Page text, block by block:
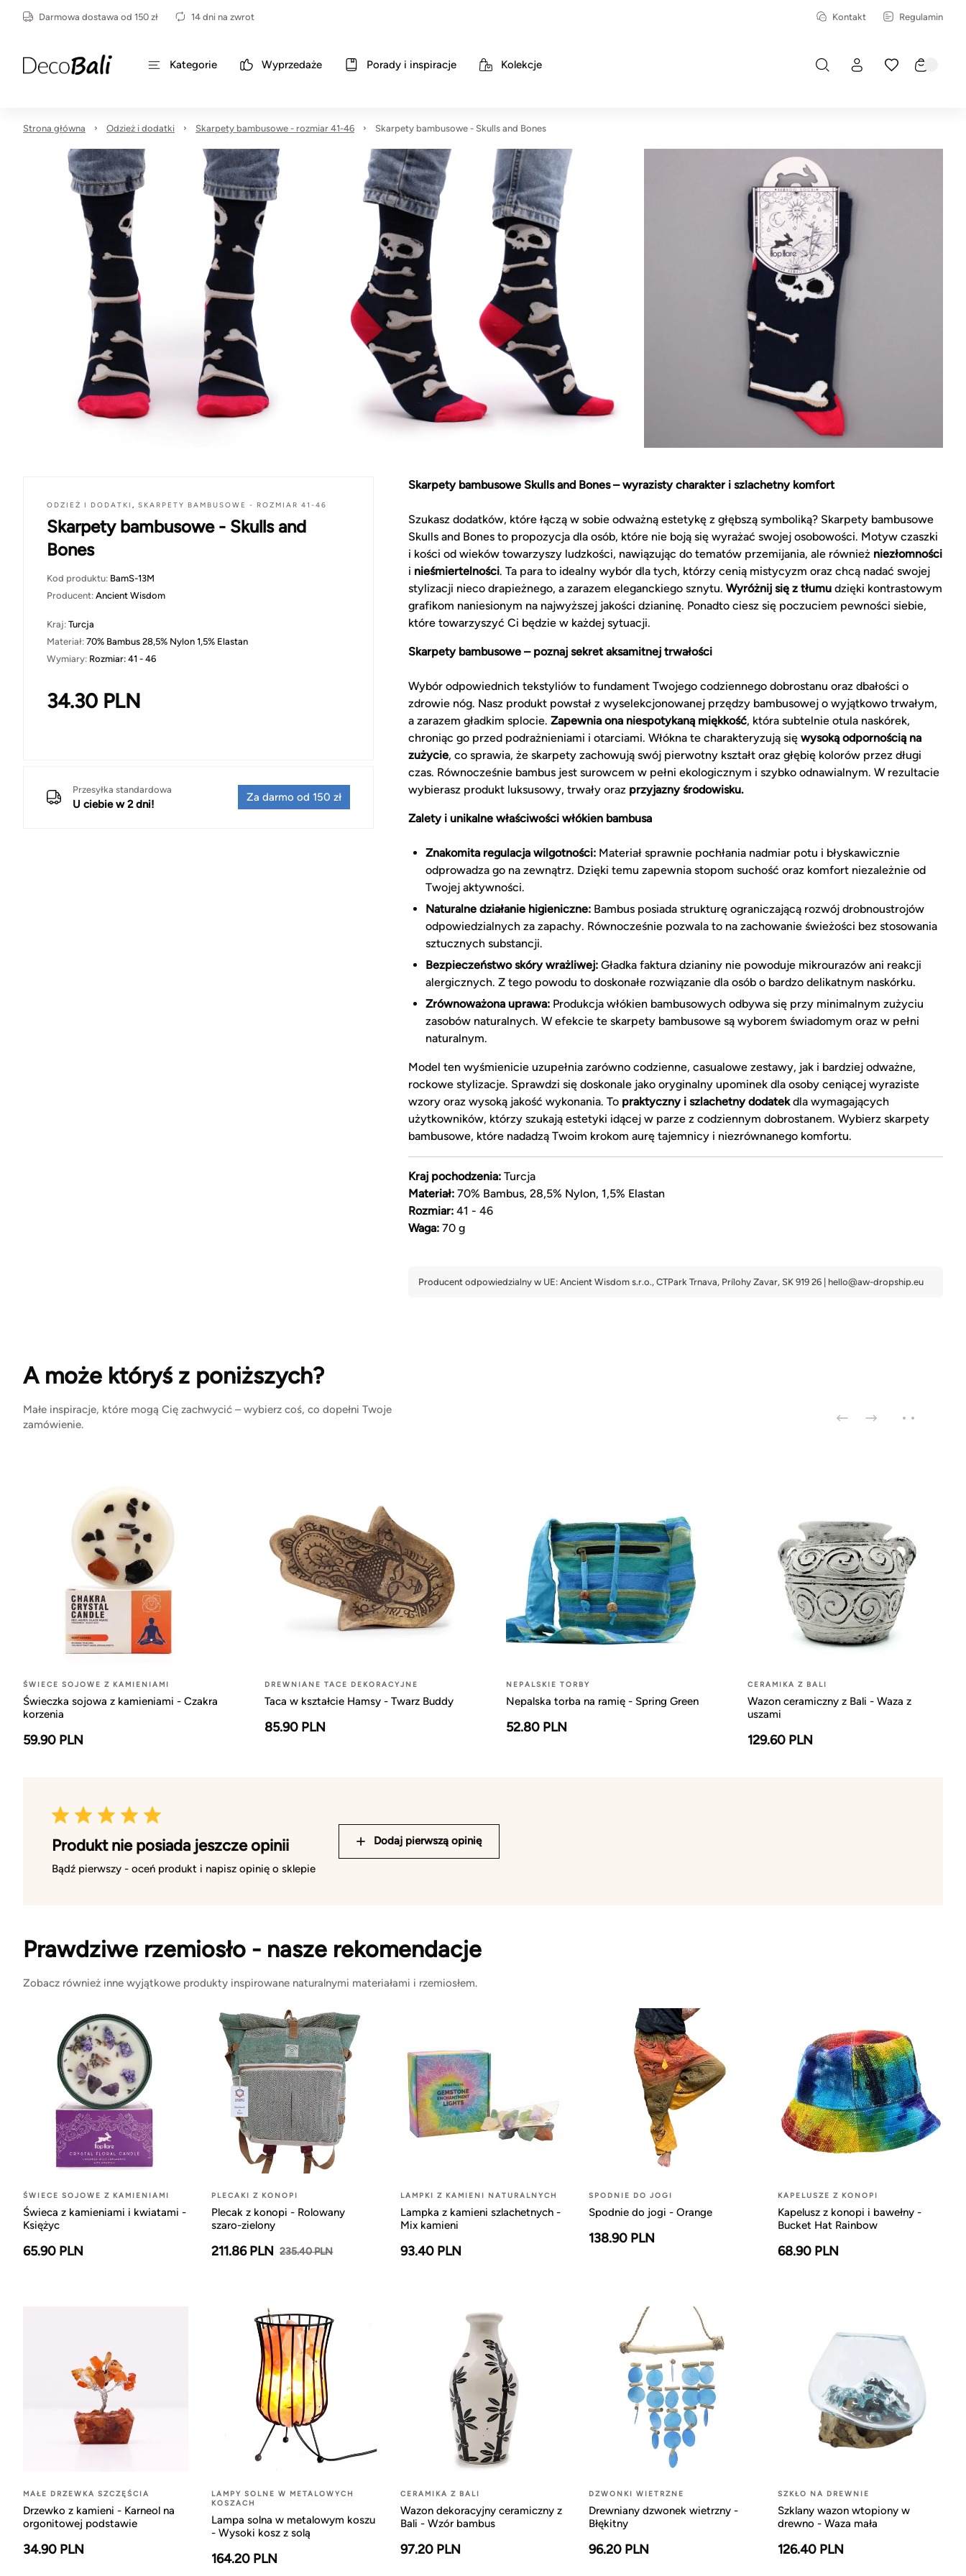
Darmowa dostawa od 150 zł 14 dni na zwrot Kontakt Regulamin
Kategorie Wyprzedaże Porady i inspiracje Kolekcje
Strona główna Odzież i dodatki Skarpety bambusowe - rozmiar 41-46 Skarpety bambusowe - Skulls and Bones
ODZIEŻ I DODATKI , SKARPETY BAMBUSOWE - ROZMIAR 41-46
Skarpety bambusowe - Skulls and
Bones
Kod produktu: BamS-13M
Producent: Ancient Wisdom
Kraj: Turcja
Materiał: 70% Bambus 28,5% Nylon 1,5% Elastan
Wymiary: Rozmiar: 41 - 46
34.30 PLN
Przesyłka standardowa
U ciebie w 2 dni!
Za darmo od 150 zł
Skarpety bambusowe Skulls and Bones – wyrazisty charakter i szlachetny komfort
Szukasz dodatków, które łączą w sobie odważną estetykę z głębszą symboliką? Skarpety bambusowe
Skulls and Bones to propozycja dla osób, które nie boją się wyrażać swojej osobowości. Motyw czaszki
i kości od wieków towarzyszy ludzkości, nawiązując do tematów przemijania, ale również niezłomności
i nieśmiertelności. Ta para to idealny wybór dla tych, którzy cenią mistycyzm oraz chcą nadać swojej
stylizacji nieco drapieżnego, a zarazem eleganckiego sznytu. Wyróżnij się z tłumu dzięki kontrastowym
grafikom naniesionym na najwyższej jakości dzianinę. Ponadto ciesz się poczuciem pewności siebie,
które towarzyszyć Ci będzie w każdej sytuacji.
Skarpety bambusowe – poznaj sekret aksamitnej trwałości
Wybór odpowiednich tekstyliów to fundament Twojego codziennego dobrostanu oraz dbałości o
zdrowie nóg. Nasz produkt powstał z wyselekcjonowanej przędzy bambusowej o wyjątkowo trwałym,
a zarazem gładkim splocie. Zapewnia ona niespotykaną miękkość, która subtelnie otula naskórek,
chroniąc go przed podrażnieniami i otarciami. Włókna te charakteryzują się wysoką odpornością na
zużycie, co sprawia, że skarpety zachowują swój pierwotny kształt oraz głębię kolorów przez długi
czas. Równocześnie bambus jest surowcem w pełni ekologicznym i szybko odnawialnym. W rezultacie
wybierasz produkt luksusowy, trwały oraz przyjazny środowisku.
Zalety i unikalne właściwości włókien bambusa
Znakomita regulacja wilgotności: Materiał sprawnie pochłania nadmiar potu i błyskawicznie
odprowadza go na zewnątrz. Dzięki temu zapewnia stopom suchość oraz komfort niezależnie od
Twojej aktywności.
Naturalne działanie higieniczne: Bambus posiada strukturę ograniczającą rozwój drobnoustrojów
odpowiedzialnych za zapachy. Równocześnie pozwala to na zachowanie świeżości bez stosowania
sztucznych substancji.
Bezpieczeństwo skóry wrażliwej: Gładka faktura dzianiny nie powoduje mikrourazów ani reakcji
alergicznych. Z tego powodu to doskonałe rozwiązanie dla osób o bardzo delikatnym naskórku.
Zrównoważona uprawa: Produkcja włókien bambusowych odbywa się przy minimalnym zużyciu
zasobów naturalnych. W efekcie te skarpety bambusowe są wyborem świadomym oraz w pełni
naturalnym.
Model ten wyśmienicie uzupełnia zarówno codzienne, casualowe zestawy, jak i bardziej odważne,
rockowe stylizacje. Sprawdzi się doskonale jako oryginalny upominek dla osoby ceniącej wyraziste
wzory oraz wysoką jakość wykonania. To praktyczny i szlachetny dodatekdla wymagających
użytkowników, którzy szukają estetyki idącej w parze z codziennym dobrostanem. Wybierz skarpety
bambusowe, które nadadzą Twoim krokom aurę tajemnicy i niezrównanego komfortu.
Kraj pochodzenia: Turcja
Materiał: 70% Bambus, 28,5% Nylon, 1,5% Elastan
Rozmiar: 41 - 46
Waga: 70 g
A może któryś z poniższych?
Małe inspiracje, które mogą Cię zachwycić – wybierz coś, co dopełni Twoje
zamówienie.
ŚWIECE SOJOWE Z KAMIENIAMI
Świeczka sojowa z kamieniami - Czakra
korzenia
59.90 PLN
DREWNIANE TACE DEKORACYJNE
Taca w kształcie Hamsy - Twarz Buddy
85.90 PLN
NEPALSKIE TORBY
Nepalska torba na ramię - Spring Green
52.80 PLN
CERAMIKA Z BALI
Wazon ceramiczny z Bali - Waza z
uszami
129.60 PLN
Produkt nie posiada jeszcze opinii
Bądź pierwszy - oceń produkt i napisz opinię o sklepie
Dodaj pierwszą opinię
Prawdziwe rzemiosło - nasze rekomendacje
Zobacz również inne wyjątkowe produkty inspirowane naturalnymi materiałami i rzemiosłem.
ŚWIECE SOJOWE Z KAMIENIAMI
Świeca z kamieniami i kwiatami -
Księżyc
65.90 PLN
PLECAKI Z KONOPI
Plecak z konopi - Rolowany
szaro-zielony
211.86 PLN 235.40 PLN
LAMPKI Z KAMIENI NATURALNYCH
Lampka z kamieni szlachetnych -
Mix kamieni
93.40 PLN
SPODNIE DO JOGI
Spodnie do jogi - Orange
138.90 PLN
KAPELUSZE Z KONOPI
Kapelusz z konopi i bawełny -
Bucket Hat Rainbow
68.90 PLN
MAŁE DRZEWKA SZCZĘŚCIA
Drzewko z kamieni - Karneol na
orgonitowej podstawie
34.90 PLN
LAMPY SOLNE W METALOWYCH
KOSZACH
Lampa solna w metalowym koszu
- Wysoki kosz z solą
164.20 PLN
CERAMIKA Z BALI
Wazon dekoracyjny ceramiczny z
Bali - Wzór bambus
97.20 PLN
DZWONKI WIETRZNE
Drewniany dzwonek wietrzny -
Błękitny
96.20 PLN
SZKŁO NA DREWNIE
Szklany wazon wtopiony w
drewno - Waza mała
126.40 PLN